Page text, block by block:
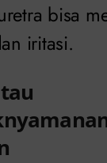
bisa
iritasi.